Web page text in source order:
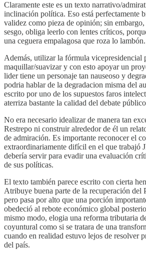
Claramente este es un texto narrativo/
inclinación política. Eso está perfectamente
validez como pieza de opinión; sin
sesgo, obliga leerlo con lentes críticos,
una ceguera empalagosa que roza lo lambón.
Además, utilizar la fórmula vicepresidencial
maquillar/suavizar y con esto apoyar un
lider tiene un personaje tan nauseoso y
podria hablar de la degradacion misma del
escrito por uno de los supuestos faros
aterriza bastante la calidad del debate
No era necesario idealizar de manera tan
Restrepo ni construir alrededor de él un
de admiración. Es importante reconocer el
extraordinariamente difícil en el que trabajó
debería servir para evadir una evaluación
de sus políticas.
El texto también parece escrito con cierta
Atribuye buena parte de la recuperación del
pero pasa por alto que una porción
obedeció al rebote económico global
mismo modo, elogia una reforma tributaria
coyuntural como si se tratara de una
cuando en realidad estuvo lejos de resolver
del país.